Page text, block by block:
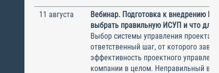
11 августа
Вебинар. Подготовка к внедрению
выбрать правильную ИСУП и что для
Выбор системы управления
ответственный шаг, от которого
эффективность проектного
компании в целом. Неправильный